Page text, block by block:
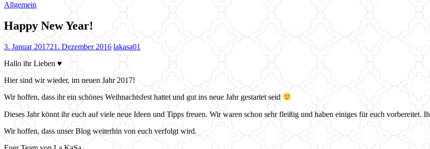
Allgemein
Happy New Year!
3. Januar 201721. Dezember 2016 lakasa01
Hallo ihr Lieben ♥
Hier sind wir wieder, im neuen Jahr 2017!
Wir hoffen, dass ihr ein schönes Weihnachtsfest hattet und gut ins neue Jahr gestartet seid
Dieses Jahr könnt ihr euch auf viele neue Ideen und Tipps freuen. Wir waren schon sehr fleißig und haben einiges für euch vorbereitet.
Wir hoffen, dass unser Blog weiterhin von euch verfolgt wird.